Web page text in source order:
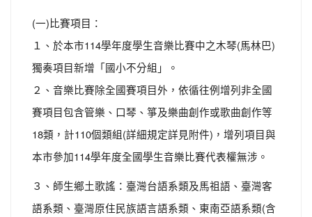
(一)比賽項目：
１、於本市114學年度學生音樂比賽中之木琴(馬林巴)
獨奏項目新增「國小不分組」。
２、音樂比賽除全國賽項目外，依循往例增列非全國
賽項目包含管樂、口琴、箏及樂曲創作或歌曲創作等
18類，計110個類組(詳細規定詳見附件)，增列項目與
本市參加114學年度全國學生音樂比賽代表權無涉。
３、師生鄉土歌謠：臺灣台語系類及馬祖語、臺灣客
語系類、臺灣原住民族語言語系類、東南亞語系類(含